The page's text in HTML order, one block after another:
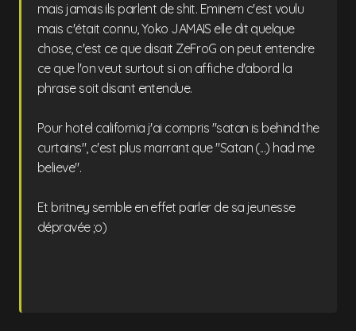
mais jamais ils parlent de shit. Eminem c'est voulu
mais c'était connu, Yoko JAMAIS elle dit quelque
chose, c'est ce que disait ZeFroG on peut entendre
ce que l'on veut surtout si on affiche d'abord la
phrase soit disant entendue.
Pour hotel california j'ai compris "satan is behind the
curtains", c'est plus marrant que "Satan (...) had me
believe".
Et britney semble en effet parler de sa jeunesse
dépravée ;o)